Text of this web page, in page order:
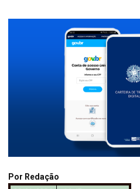
Por Redação